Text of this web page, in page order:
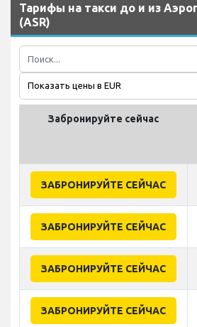
Тарифы на такси до и из
(ASR)
Забронируйте сейчас
ЗАБРОНИРУЙТЕ СЕЙЧАС
ЗАБРОНИРУЙТЕ СЕЙЧАС
ЗАБРОНИРУЙТЕ СЕЙЧАС
ЗАБРОНИРУЙТЕ СЕЙЧАС